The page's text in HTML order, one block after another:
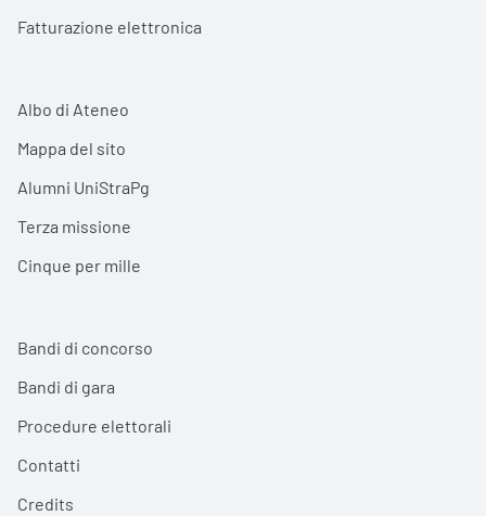
Fatturazione elettronica
Albo di Ateneo
Mappa del sito
Alumni UniStraPg
Terza missione
Cinque per mille
Bandi di concorso
Bandi di gara
Procedure elettorali
Contatti
Credits